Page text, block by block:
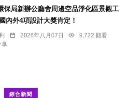
保局新辦公廳舍周邊空品淨化區景觀工
內外4項設計大獎肯定！
2026年八月07日
9,722 觀看
享
綜合新聞